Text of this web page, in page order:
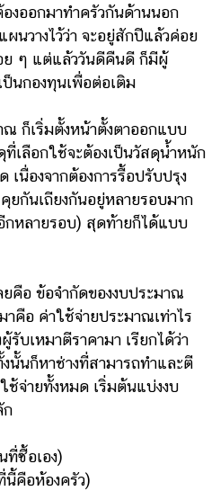
องออกมาทำครัวกันด้านนอก
ผนวางไว้ว่า จะอยู่สักปีแล้วค่อย
ย ๆ แต่แล้ววันดีคืนดี ก็มีผู้
นกองทุนเพื่อต่อเติม
ณ ก็เริ่มตั้งหน้าตั้งตาออกแบบ
เลือกใช้จะต้องเป็นวัสดุน้ำหนัก
เนื่องจากต้องการรื้อปรับปรุง
ยกันเถียงกันอยู่หลายรอบมาก
กหลายรอบ) สุดท้ายก็ได้แบบ
ยคือ ข้อจำกัดของงบประมาณ
คือ ค่าใช้จ่ายประมาณเท่าไร
รับเหมาตีราคามา เรียกได้ว่า
นั้นก็หาช่างที่สามารถทำและตี
ช้จ่ายทั้งหมด เริ่มต้นแบ่งงบ
ก
ที่ซื้อเอง)
นี้คือห้องครัว)